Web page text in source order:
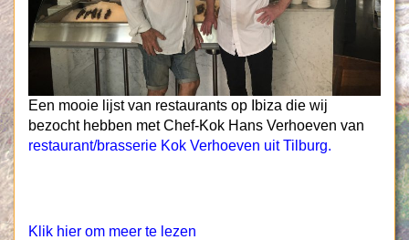
Een mooie lijst van restaurants op Ibiza die wij
bezocht hebben met Chef-Kok Hans Verhoeven van
restaurant/brasserie Kok Verhoeven uit Tilburg.
Klik hier om meer te lezen